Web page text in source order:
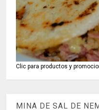
Clic para productos y
MINA DE SAL DE